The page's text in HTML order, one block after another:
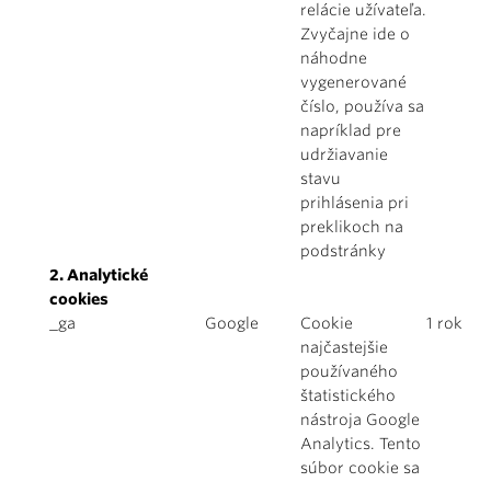
relácie užívateľa.
Zvyčajne ide o
náhodne
vygenerované
číslo, používa sa
napríklad pre
udržiavanie
stavu
prihlásenia pri
preklikoch na
podstránky
2. Analytické
cookies
_ga
Google
Cookie
najčastejšie
používaného
štatistického
nástroja Google
Analytics. Tento
súbor cookie sa
1 rok